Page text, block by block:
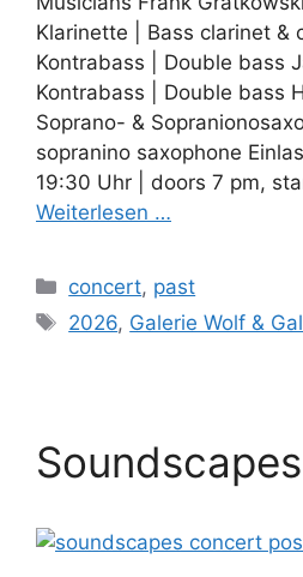
Klarinette | Bass clarinet &
Kontrabass | Double bass
Kontrabass | Double bass
Soprano- &
sopranino saxophone
19:30 Uhr | doors 7 pm,
Weiterlesen …
Kategorien
concert, past
Schlagwörter
2026, Galerie Wolf &